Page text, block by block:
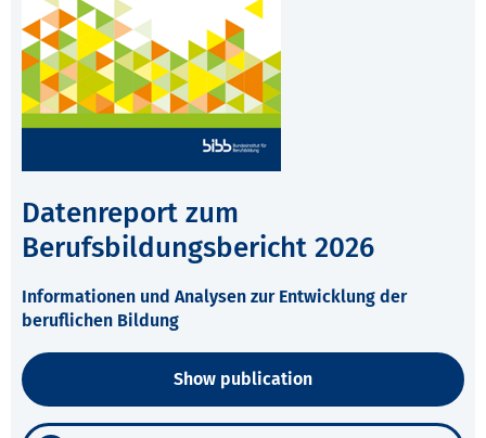
Datenreport zum
Berufsbildungsbericht 2026
Informationen und Analysen zur Entwicklung der
beruflichen Bildung
Show publication